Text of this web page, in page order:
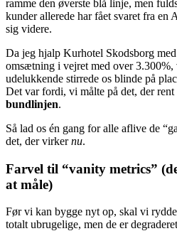
ramme den øverste blå linje, men
kunder allerede har fået svaret fra
sig videre.
Da jeg hjalp Kurhotel Skodsborg
omsætning i vejret med over
udelukkende stirrede os blinde på
Det var fordi, vi målte på det, der
bundlinjen.
Så lad os én gang for alle aflive de
det, der virkernu.
Farvel til “vanity metrics”
at måle)
Før vi kan bygge nyt op, skal vi
totalt ubrugelige, men de er